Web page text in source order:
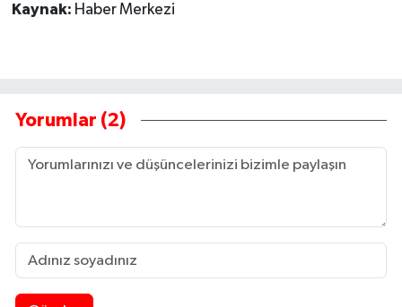
Kaynak: Haber Merkezi
Yorumlar (2)